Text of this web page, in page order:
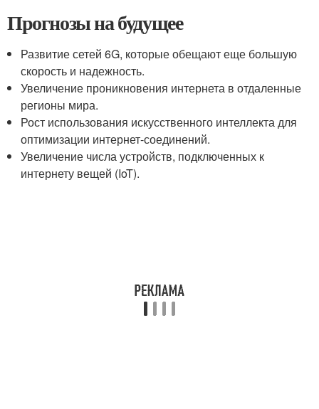
Прогнозы на будущее
Развитие сетей 6G, которые обещают еще большую
скорость и надежность.
Увеличение проникновения интернета в отдаленные
регионы мира.
Рост использования искусственного интеллекта для
оптимизации интернет-соединений.
Увеличение числа устройств, подключенных к
интернету вещей (IoT).